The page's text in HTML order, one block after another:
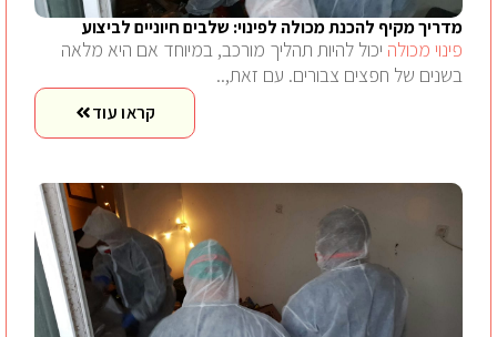
מדריך מקיף להכנת מכולה לפינוי: שלבים חיוניים לביצוע
פינוי מכולה יכול להיות תהליך מורכב, במיוחד אם היא מלאה
בשנים של חפצים צבורים. עם זאת,..
קראו עוד